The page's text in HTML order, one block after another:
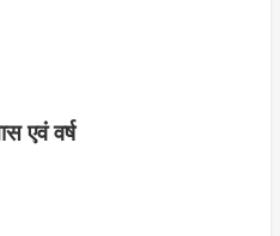
एवं वर्ष